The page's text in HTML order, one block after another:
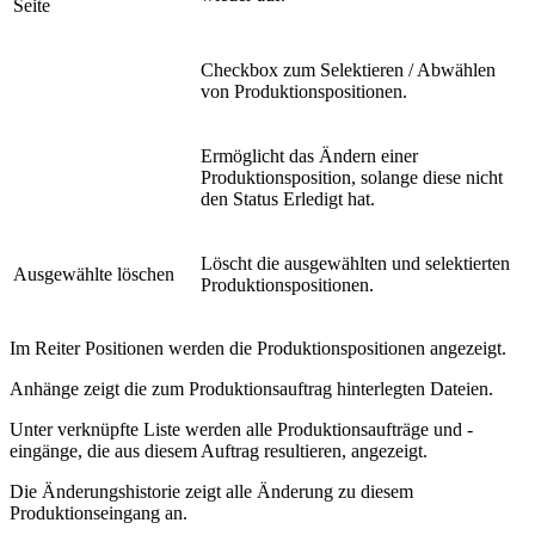
Seite
Checkbox zum Selektieren / Abwählen
von Produktionspositionen.
Ermöglicht das Ändern einer
Produktionsposition, solange diese nicht
den Status Erledigt hat.
Ausgewählte löschen
Löscht die ausgewählten und selektierten
Produktionspositionen.
Im Reiter Positionen werden die Produktionspositionen angezeigt.
Anhänge zeigt die zum Produktionsauftrag hinterlegten Dateien.
Unter verknüpfte Liste werden alle Produktionsaufträge und -
eingänge, die aus diesem Auftrag resultieren, angezeigt.
Die Änderungshistorie zeigt alle Änderung zu diesem
Produktionseingang an.